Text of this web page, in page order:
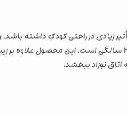
زیادی در راحتی کودک داشته باشد.
دوست‌داشتنی خرس مدال، پارچه باکیفیت و ضدحساسیت، انتخابی ایده‌آل برای
نوزاد ببخشد.